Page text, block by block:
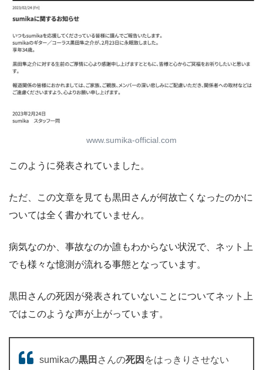
www.sumika-official.com
このように発表されていました。
ただ、この文章を見ても黒田さんが何故亡くなったのかに
ついては全く書かれていません。
病気なのか、事故なのか誰もわからない状況で、ネット上
でも様々な憶測が流れる事態となっています。
黒田さんの死因が発表されていないことについてネット上
ではこのような声が上がっています。
sumikaの黒田 さんの死因 をはっきりさせない